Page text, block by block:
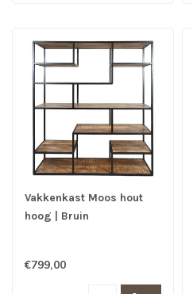
Vakkenkast Moos hout
hoog | Bruin
€799,00